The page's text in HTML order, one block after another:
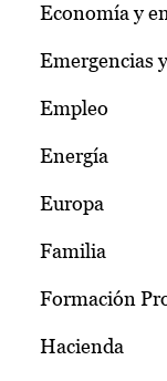
Economía y
Emergencias
Empleo
Energía
Europa
Familia
Formación
Hacienda